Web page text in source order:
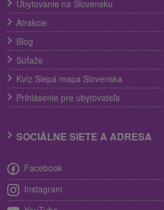
Ubytovanie na Slovensku
Atrakcie
Blog
Súťaže
Kvíz Slepá mapa Slovenska
Prihlásenie pre ubytovateľa
SOCIÁLNE SIETE A ADRESA
Facebook
Instagram